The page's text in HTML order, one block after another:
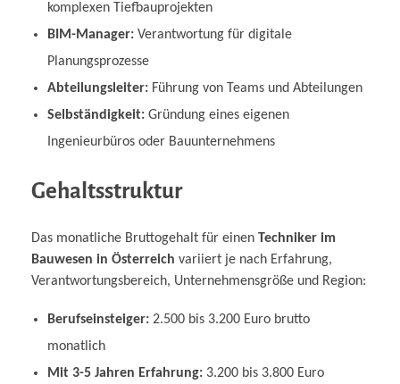
komplexen Tiefbauprojekten
BIM-Manager:Verantwortung für digitale
Planungsprozesse
Abteilungsleiter:Führung von Teams und Abteilungen
Selbständigkeit:Gründung eines eigenen
Ingenieurbüros oder Bauunternehmens
Gehaltsstruktur
Das monatliche Bruttogehalt für einen Techniker im
Bauwesen in Österreich variiert je nach Erfahrung,
Verantwortungsbereich, Unternehmensgröße und Region:
Berufseinsteiger:2.500 bis 3.200 Euro brutto
monatlich
Mit 3-5 Jahren Erfahrung:3.200 bis 3.800 Euro